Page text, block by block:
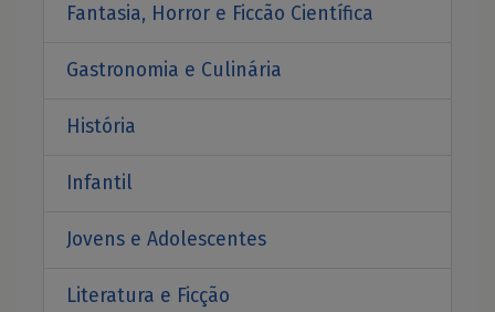
Fantasia, Horror e Ficcão Científica
Gastronomia e Culinária
História
Infantil
Jovens e Adolescentes
Literatura e Ficção